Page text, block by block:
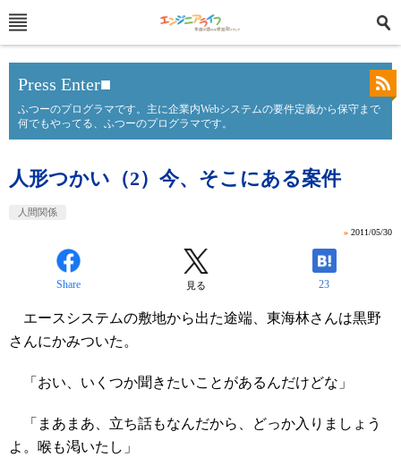
Press Enter■
ふつーのプログラマです。主に企業内Webシステムの要件定義から保守まで
何でもやってる、ふつーのプログラマです。
人形つかい（2）今、そこにある案件
人間関係
» 2011/05/30
Share 見る 23
エースシステムの敷地から出た途端、東海林さんは黒野
さんにかみついた。
「おい、いくつか聞きたいことがあるんだけどな」
「まあまあ、立ち話もなんだから、どっか入りましょう
よ。喉も渇いたし」